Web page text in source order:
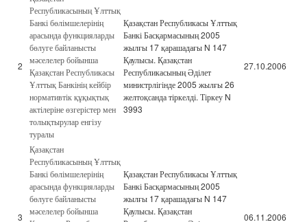
2
Республикасының Ұлттық
Банкі бөлімшелерінің
арасында функцияларды
бөлуге байланысты
мәселелер бойынша
Қазақстан Республикасы
Ұлттық Банкінің кейбір
нормативтік құқықтық
актілеріне өзгерістер мен
толықтырулар енгізу
туралы
Қазақстан Республикасы Ұлттық
Банкі Басқармасының 2005
жылғы 17 қарашадағы N 147
Қаулысы. Қазақстан
Республикасының Әділет
министрлігінде 2005 жылғы 26
желтоқсанда тіркелді. Тіркеу N
3993
27.10.2006
3
Қазақстан
Республикасының Ұлттық
Банкі бөлімшелерінің
арасында функцияларды
бөлуге байланысты
мәселелер бойынша
Қазақстан Республикасы Ұлттық
Банкі Басқармасының 2005
жылғы 17 қарашадағы N 147
Қаулысы. Қазақстан
06.11.2006